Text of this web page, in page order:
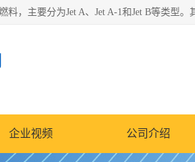
企业视频 公司介绍